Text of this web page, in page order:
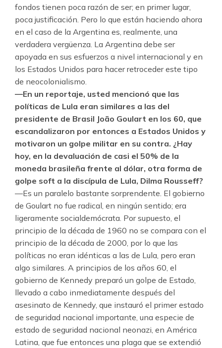
fondos tienen poca razón de ser; en primer lugar,
poca justificación. Pero lo que están haciendo ahora
en el caso de la Argentina es, realmente, una
verdadera vergüenza. La Argentina debe ser
apoyada en sus esfuerzos a nivel internacional y en
los Estados Unidos para hacer retroceder este tipo
de neocolonialismo.
—En un reportaje, usted mencionó que las
políticas de Lula eran similares a las del
presidente de Brasil João Goulart en los 60, que
escandalizaron por entonces a Estados Unidos y
motivaron un golpe militar en su contra. ¿Hay
hoy, en la devaluación de casi el 50% de la
moneda brasileña frente al dólar, otra forma de
golpe soft a la discípula de Lula, Dilma Rousseff?
—Es un paralelo bastante sorprendente. El gobierno
de Goulart no fue radical, en ningún sentido; era
ligeramente socialdemócrata. Por supuesto, el
principio de la década de 1960 no se compara con el
principio de la década de 2000, por lo que las
políticas no eran idénticas a las de Lula, pero eran
algo similares. A principios de los años 60, el
gobierno de Kennedy preparó un golpe de Estado,
llevado a cabo inmediatamente después del
asesinato de Kennedy, que instauró el primer estado
de seguridad nacional importante, una especie de
estado de seguridad nacional neonazi, en América
Latina, que fue entonces una plaga que se extendió